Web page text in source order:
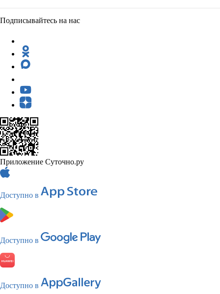
Подписывайтесь на нас
Приложение Суточно.ру
Доступно в
Доступно в
Доступно в